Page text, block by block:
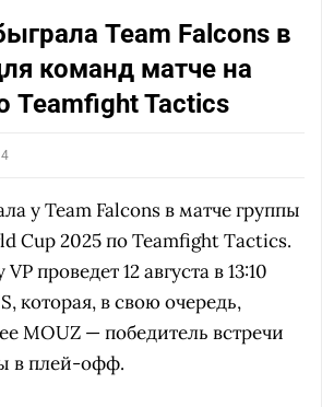
Team Falcons в
команд матче на
Teamfight Tactics
4
у Team Falcons в матче группы
Cup 2025 по Teamfight Tactics.
проведет 12 августа в 13:10
которая, в свою очередь,
MOUZ — победитель встречи
в плей-офф.